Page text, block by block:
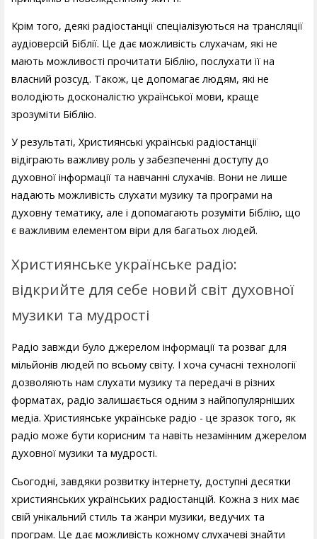
Крім того, деякі радіостанції спеціалізуються на трансляції
аудіоверсій Біблії. Це дає можливість слухачам, які не
мають можливості прочитати Біблію, послухати її на
власний розсуд. Також, це допомагає людям, які не
володіють досконалістю української мови, краще
зрозуміти Біблію.
У результаті, Християнські українські радіостанції
відіграють важливу роль у забезпеченні доступу до
духовної інформації та навчанні слухачів. Вони не лише
надають можливість слухати музику та програми на
духовну тематику, але і допомагають розуміти Біблію, що
є важливим елементом віри для багатьох людей.
Християнське українське радіо:
відкрийте для себе новий світ духовної
музики та мудрості
Радіо завжди було джерелом інформації та розваг для
мільйонів людей по всьому світу. І хоча сучасні технології
дозволяють нам слухати музику та передачі в різних
форматах, радіо залишається одним з найпопулярніших
медіа. Християнське українське радіо - це зразок того, як
радіо може бути корисним та навіть незамінним джерелом
духовної музики та мудрості.
Сьогодні, завдяки розвитку інтернету, доступні десятки
християнських українських радіостанцій. Кожна з них має
свій унікальний стиль та жанри музики, ведучих та
програм. Це дає можливість кожному слухачеві знайти